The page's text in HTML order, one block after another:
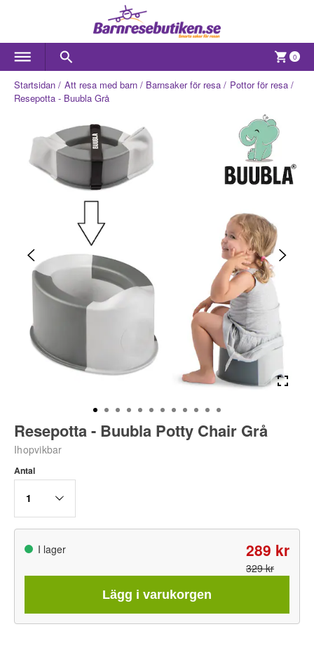
0
Startsidan Att resa med barn Barnsaker för resa
Pottor för resa
Resepotta - Buubla Grå
Resepotta - Buubla Potty Chair Grå
Ihopvikbar
Antal
1
I lager 289 kr
329 kr
Lägg i varukorgen